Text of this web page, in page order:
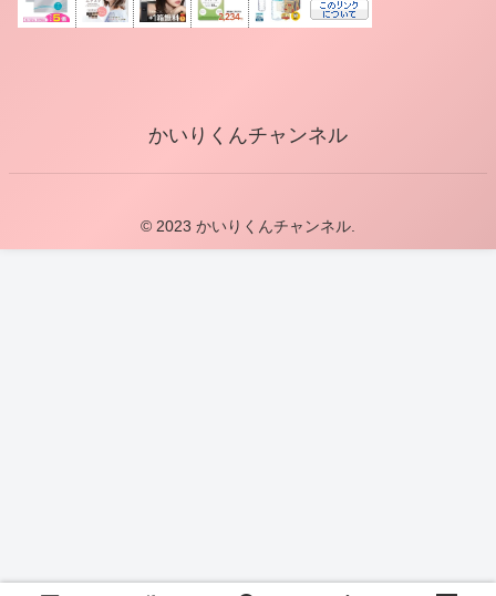
かいりくんチャンネル
© 2023 かいりくんチャンネル.